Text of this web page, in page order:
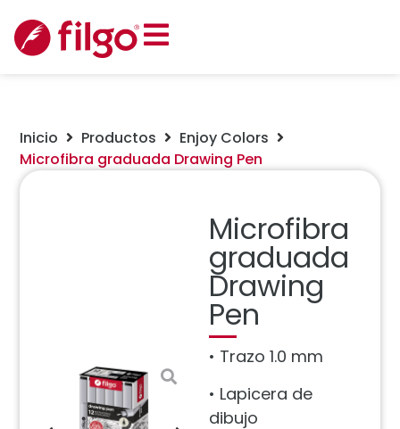
Inicio Productos
Enjoy Colors
Microfibra graduada Drawing Pen
Microfibra
graduada
Drawing
Pen
• Trazo 1.0 mm
• Lapicera de
dibujo